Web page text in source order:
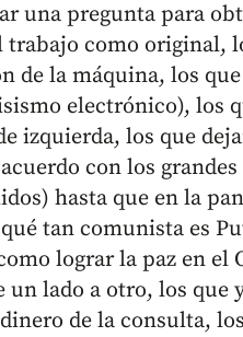
una pregunta para
trabajo como original,
de la máquina, los
electrónico), los
izquierda, los que
con los
hasta que en la
tan comunista es
lograr la paz en
un lado a otro, los que
de la consulta,